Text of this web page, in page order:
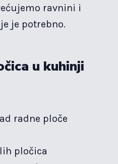
ravnini i
je potrebno.
u kuhinji
radne ploče
pločica